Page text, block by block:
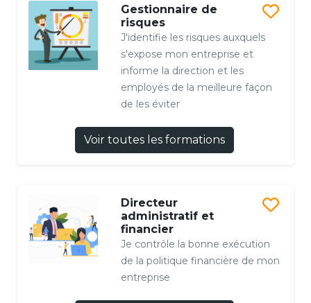
Gestionnaire de
risques
J'identifie les risques auxquels
s'expose mon entreprise et
informe la direction et les
employés de la meilleure façon
de les éviter
Voir toutes les formations
Directeur
administratif et
financier
Je contrôle la bonne exécution
de la politique financière de mon
entreprise